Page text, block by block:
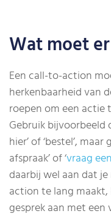
Wat moet
Een call-to-action
herkenbaarheid van
roepen om een actie
Gebruik bijvoorbeeld
hier’ of ‘bestel’,
afspraak’ of ‘vraag
daarbij wel aan dat
action te lang maakt,
gesprek aan met